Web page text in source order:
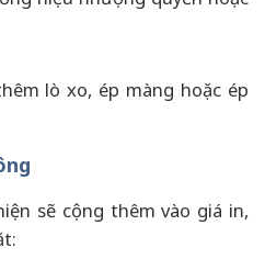
lò xo, ép màng hoặc ép
sẽ cộng thêm vào giá in,